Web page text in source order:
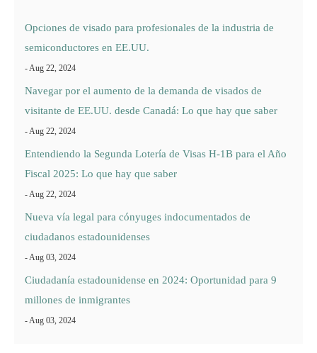
Opciones de visado para profesionales de la industria de
semiconductores en EE.UU.
- Aug 22, 2024
Navegar por el aumento de la demanda de visados de
visitante de EE.UU. desde Canadá: Lo que hay que saber
- Aug 22, 2024
Entendiendo la Segunda Lotería de Visas H-1B para el Año
Fiscal 2025: Lo que hay que saber
- Aug 22, 2024
Nueva vía legal para cónyuges indocumentados de
ciudadanos estadounidenses
- Aug 03, 2024
Ciudadanía estadounidense en 2024: Oportunidad para 9
millones de inmigrantes
- Aug 03, 2024